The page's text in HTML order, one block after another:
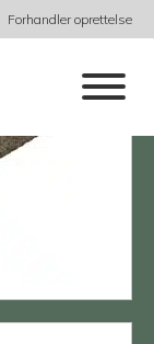
Forhandler oprettelse